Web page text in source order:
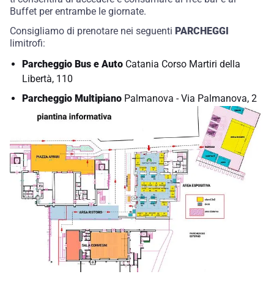
Buffet per entrambe le giornate.
Consigliamo di prenotare nei seguenti PARCHEGGI
limitrofi:
Parcheggio Bus e Auto Catania Corso Martiri della
Libertà, 110
Parcheggio Multipiano Palmanova - Via Palmanova, 2